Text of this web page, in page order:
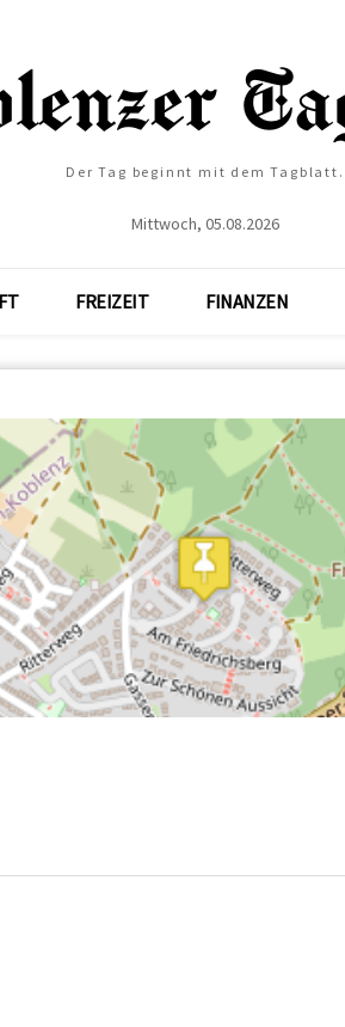
Der Tag beginnt mit dem Tagblatt.
Mittwoch, 05.08.2026
FREIZEIT FINANZEN